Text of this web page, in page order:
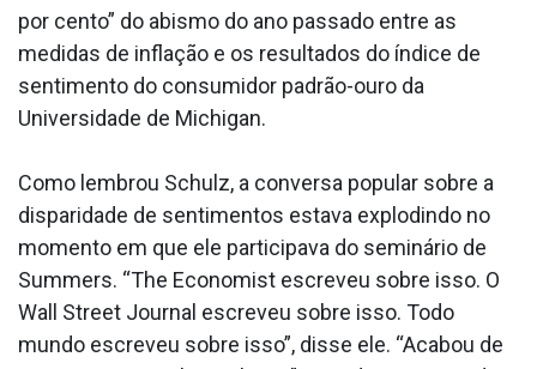
por cento” do abismo do ano passado entre as
medidas de inflação e os resultados do índice de
sentimento do consumidor padrão-ouro da
Universidade de Michigan.
Como lembrou Schulz, a conversa popular sobre a
disparidade de sentimentos estava explodindo no
momento em que ele participava do seminário de
Summers. “The Economist escreveu sobre isso. O
Wall Street Journal escreveu sobre isso. Todo
mundo escreveu sobre isso”, disse ele. “Acabou de